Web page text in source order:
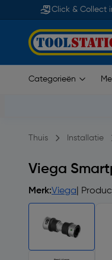
Click & Collect
Categorieën
Thuis Installatie
Viega
Merk:Viega |